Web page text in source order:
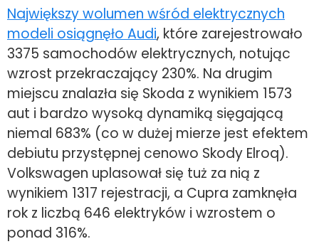
Największy wolumen wśród elektrycznych
modeli osiągnęło Audi, które zarejestrowało
3375 samochodów elektrycznych, notując
wzrost przekraczający 230%. Na drugim
miejscu znalazła się Skoda z wynikiem 1573
aut i bardzo wysoką dynamiką sięgającą
niemal 683% (co w dużej mierze jest efektem
debiutu przystępnej cenowo Skody Elroq).
Volkswagen uplasował się tuż za nią z
wynikiem 1317 rejestracji, a Cupra zamknęła
rok z liczbą 646 elektryków i wzrostem o
ponad 316%.